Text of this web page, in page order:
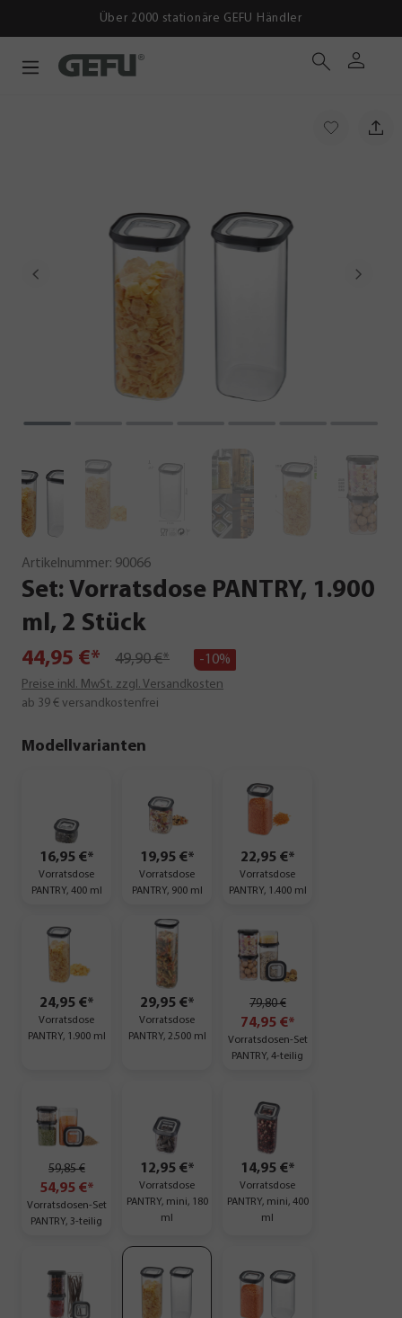
Über 2000 stationäre GEFU Händler
Artikelnummer: 90066
Set: Vorratsdose PANTRY, 1.900
ml, 2 Stück
44,95 €* 49,90 €* -10%
Preise inkl. MwSt. zzgl. Versandkosten
ab 39 € versandkostenfrei
Modellvarianten
16,95 €*
Vorratsdose
PANTRY, 400 ml
19,95 €*
Vorratsdose
PANTRY, 900 ml
22,95 €*
Vorratsdose
PANTRY, 1.400 ml
24,95 €*
Vorratsdose
PANTRY, 1.900 ml
29,95 €*
Vorratsdose
PANTRY, 2.500 ml
79,80 €
74,95 €*
Vorratsdosen-Set
PANTRY, 4-teilig
59,85 €
54,95 €*
Vorratsdosen-Set
PANTRY, 3-teilig
12,95 €*
Vorratsdose
PANTRY, mini, 180
ml
14,95 €*
Vorratsdose
PANTRY, mini, 400
ml